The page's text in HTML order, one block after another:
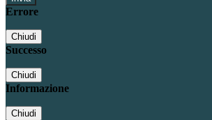
Errore
Chiudi
Successo
Chiudi
Informazione
Chiudi